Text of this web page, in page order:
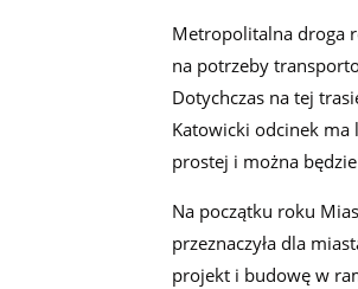
Metropolitalna droga
na potrzeby
Dotychczas na tej
Katowicki odcinek ma
prostej i można
Na początku roku
przeznaczyła dla
projekt i budowę w